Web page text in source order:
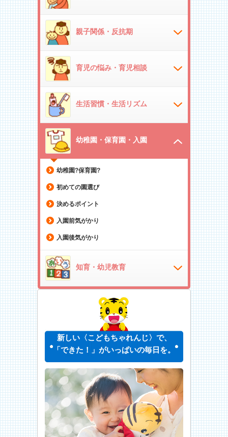
親子関係・反抗期
育児の悩み・育児相談
生活習慣・生活リズム
幼稚園・保育園・入園
幼稚園?保育園?
初めての園選び
決めるポイント
入園前気がかり
入園後気がかり
知育・幼児教育
新しい〈こどもちゃれんじ〉で、
「できた！」がいっぱいの毎日を。